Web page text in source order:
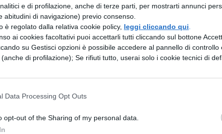
e di profilazione, anche di terze parti, per mostrarti annunci
abitudini di navigazione) previo consenso.
è regolato dalla relativa cookie policy, leggi cliccando qui
ai cookies facoltativi puoi accettarli tutti cliccando sul bottone
su Gestisci opzioni è possibile accedere al pannello di controllo
di profilazione); Se rifiuti tutto, userai solo i cookie tecnici di
Data Processing Opt Outs
opt-out of the Sharing of my personal data.
boni assecuti videmur ut ea
satis nota nostris et erant cognitione
optabilius
melius quid homine dignius? Hanc igitur
nec quicquam